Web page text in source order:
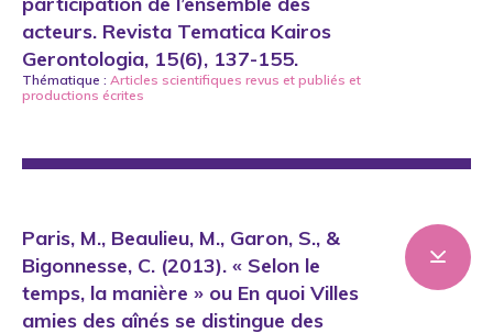
acteurs. Revista Tematica Kairos
Gerontologia, 15(6), 137-155.
Thématique : Articles scientifiques revus et publiés et
productions écrites
Paris, M., Beaulieu, M., Garon, S., &
Bigonnesse, C. (2013). « Selon le
temps, la manière » ou En quoi Villes
amies des aînés se distingue des